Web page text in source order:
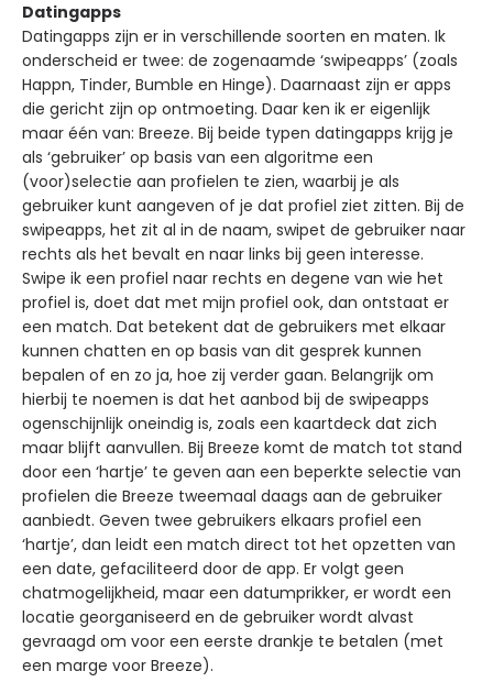
Datingapps
Datingapps zijn er in verschillende soorten en maten. Ik
onderscheid er twee: de zogenaamde ‘swipeapps’ (zoals
Happn, Tinder, Bumble en Hinge). Daarnaast zijn er apps
die gericht zijn op ontmoeting. Daar ken ik er eigenlijk
maar één van: Breeze. Bij beide typen datingapps krijg je
als ‘gebruiker’ op basis van een algoritme een
(voor)selectie aan profielen te zien, waarbij je als
gebruiker kunt aangeven of je dat profiel ziet zitten. Bij de
swipeapps, het zit al in de naam, swipet de gebruiker naar
rechts als het bevalt en naar links bij geen interesse.
Swipe ik een profiel naar rechts en degene van wie het
profiel is, doet dat met mijn profiel ook, dan ontstaat er
een match. Dat betekent dat de gebruikers met elkaar
kunnen chatten en op basis van dit gesprek kunnen
bepalen of en zo ja, hoe zij verder gaan. Belangrijk om
hierbij te noemen is dat het aanbod bij de swipeapps
ogenschijnlijk oneindig is, zoals een kaartdeck dat zich
maar blijft aanvullen. Bij Breeze komt de match tot stand
door een ‘hartje’ te geven aan een beperkte selectie van
profielen die Breeze tweemaal daags aan de gebruiker
aanbiedt. Geven twee gebruikers elkaars profiel een
‘hartje’, dan leidt een match direct tot het opzetten van
een date, gefaciliteerd door de app. Er volgt geen
chatmogelijkheid, maar een datumprikker, er wordt een
locatie georganiseerd en de gebruiker wordt alvast
gevraagd om voor een eerste drankje te betalen (met
een marge voor Breeze).